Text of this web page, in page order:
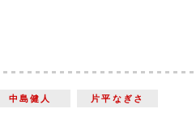
中島健人
片平なぎさ